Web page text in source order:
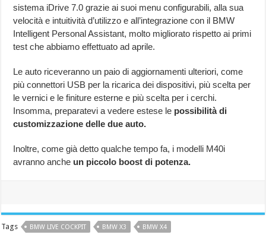
sistema iDrive 7.0 grazie ai suoi menu configurabili, alla sua
velocità e intuitività d’utilizzo e all’integrazione con il BMW
Intelligent Personal Assistant, molto migliorato rispetto ai primi
test che abbiamo effettuato ad aprile.
Le auto riceveranno un paio di aggiornamenti ulteriori, come
più connettori USB per la ricarica dei dispositivi, più scelta per
le vernici e le finiture esterne e più scelta per i cerchi.
Insomma, preparatevi a vedere estese le possibilità di
customizzazione delle due auto.
Inoltre, come già detto qualche tempo fa, i modelli M40i
avranno anche un piccolo boost di potenza.
Tags BMW LIVE COCKPIT BMW X3 BMW X4